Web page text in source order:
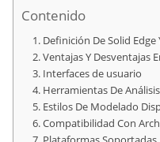
Contenido
Definición De Solid Edge
Ventajas Y Desventajas
Interfaces de usuario
Herramientas De
Estilos De Modelado
Compatibilidad Con